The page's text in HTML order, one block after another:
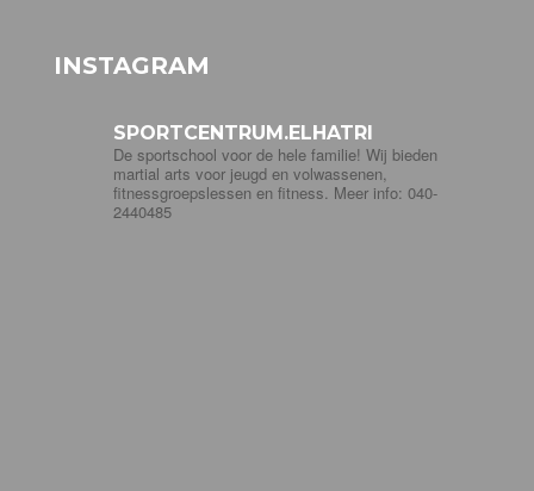
INSTAGRAM
SPORTCENTRUM.ELHATRI
De sportschool voor de hele familie! Wij bieden
martial arts voor jeugd en volwassenen,
fitnessgroepslessen en fitness. Meer info: 040-
2440485